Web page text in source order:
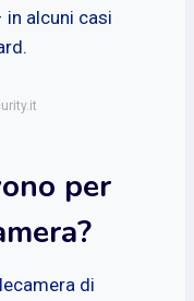
in alcuni casi
per
di